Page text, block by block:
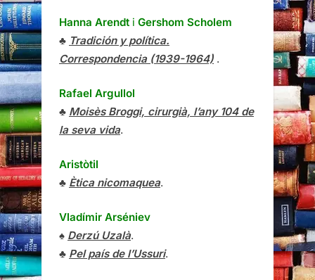
Hanna Arendt i Gershom Scholem
♣ Tradición y política.
Correspondencia (1939-1964) .
Rafael Argullol
♣ Moisès Broggi, cirurgià, l’any 104 de
la seva vida.
Aristòtil
♣ Ètica nicomaquea.
Vladímir Arséniev
♠ Derzú Uzalà.
♣ Pel país de l’Ussuri.